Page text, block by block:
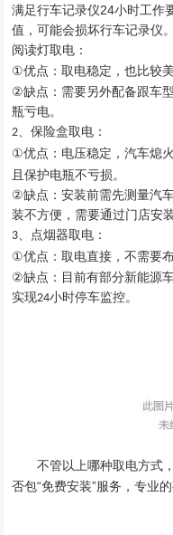
满足行车记录仪24小时工作
值，可能会损坏行车记录仪。
阅读灯取电：
①优点：取电稳定，也比较美
②缺点 ：需要另外配备跟车
瓶亏电。
2、保险盒取电：
①优点： 电压稳定，汽车熄
且保护电瓶不亏损。
②缺点 ：安装前需先测量汽
装不方便，需要通过门店安装
3、点烟器取电：
①优点：取电直接，不需要布
②缺点 ： 目前有部分新能源
实现24小时停车监控。
不管以上哪种取电方式
否包“免费安装”服务 ，专业